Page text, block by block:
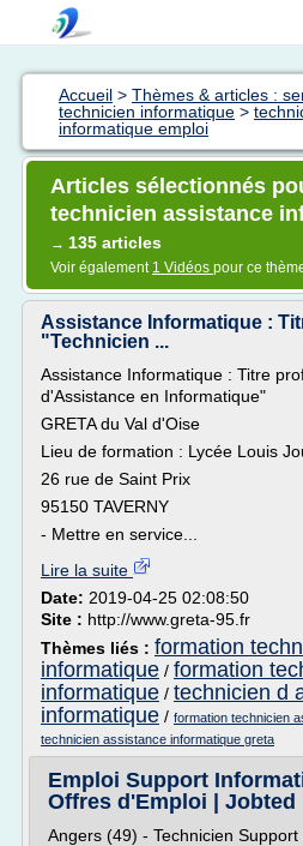
Accueil > Thèmes & articles :
technicien informatique >
informatique emploi
Articles sélectionnés
technicien assistance
→ 135 articles
Voir également 1 Vidéos pour ce
Assistance Informatique :
"Technicien ...
Assistance Informatique : Titre
d'Assistance en Informatique"
GRETA du Val d'Oise
Lieu de formation : Lycée Louis
26 rue de Saint Prix
95150 TAVERNY
- Mettre en service...
Lire la suite
Date: 2019-04-25 02:08:50
Site : http://www.greta-95.fr
Thèmes liés : formation
informatique / formation
informatique / technicien d
informatique / formation technicien
technicien assistance informatique greta
Emploi Support
Offres d'Emploi | Jobted
Angers (49) - Technicien